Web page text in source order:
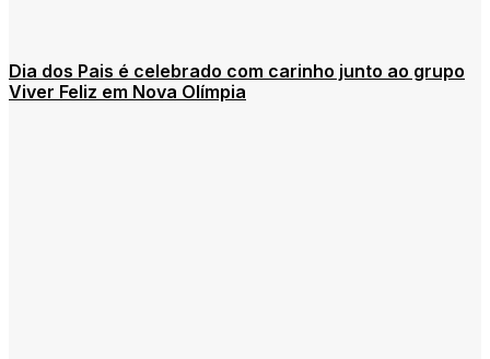
Dia dos Pais é celebrado com carinho junto ao grupo
Viver Feliz em Nova Olímpia